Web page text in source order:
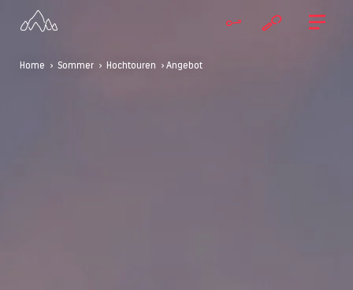
Home > Sommer > Hochtouren > Angebot